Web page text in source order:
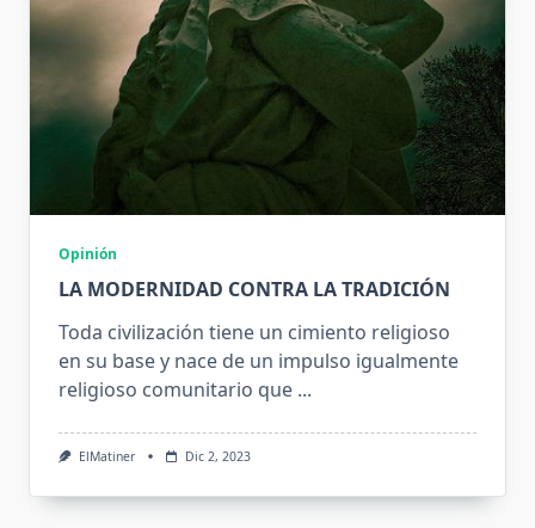
Opinión
LA MODERNIDAD CONTRA LA TRADICIÓN
Toda civilización tiene un cimiento religioso
en su base y nace de un impulso igualmente
religioso comunitario que ...
ElMatiner Dic 2, 2023